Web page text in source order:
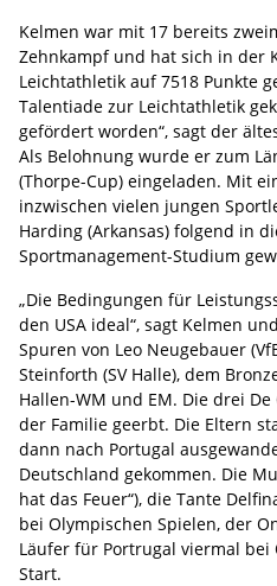
Kelmen war mit 17 bereits
Zehnkampf und hat sich in der
Leichtathletik auf 7518 Punkte
Talentiade zur Leichtathletik
gefördert worden“, sagt der
Als Belohnung wurde er zum
(Thorpe-Cup) eingeladen. Mit
inzwischen vielen jungen
Harding (Arkansas) folgend in
Sportmanagement-Studium
„Die Bedingungen für
den USA ideal“, sagt Kelmen
Spuren von Leo Neugebauer
Steinforth (SV Halle), dem
Hallen-WM und EM. Die drei
der Familie geerbt. Die Eltern
dann nach Portugal
Deutschland gekommen. Die
hat das Feuer“), die Tante
bei Olympischen Spielen, der
Läufer für Portrugal viermal bei
Start.